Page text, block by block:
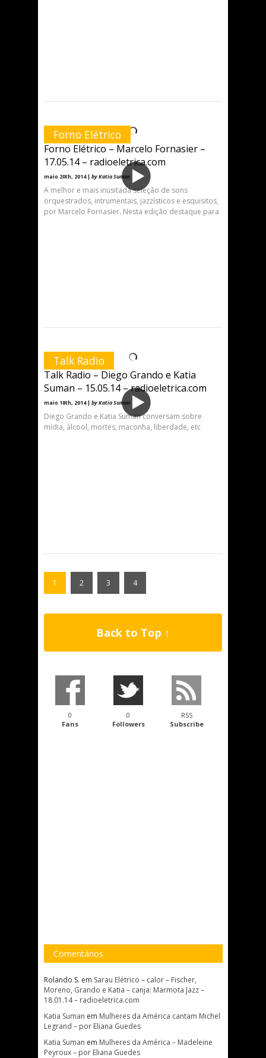
Forno Elétrico
Forno Elétrico – Marcelo Fornasier –
17.05.14 – radioeletrica.com
maio 20th, 2014 | by Katia Suman
A melhor e mais inusitada seleção de sons
orquestrados, intrumentais, jazzísticos e esquisitos,
por Marcelo Fornasier. Nesta edição destaque para
Talk Radio
Talk Radio – Diego Grando e Katia
Suman – 15.05.14 – radioeletrica.com
maio 18th, 2014 | by Katia Suman
Diego Grando e Katia Suman conversam sobre
mídia, álcool, mortes, maconha, liberdade, etc
1 2 3 4
Back to Top ↑
0
Fans
0
Followers
RSS
Subscribe
Comentários
Rolando S. em Sarau Elétrico – calor – Fischer,
Moreno, Grando e Katia – canja: Marmota Jazz –
18.01.14 – radioeletrica.com
Katia Suman em Mulheres da América cantam Michel
Legrand – por Eliana Guedes
Katia Suman em Mulheres da América – Madeleine
Peyroux – por Eliana Guedes